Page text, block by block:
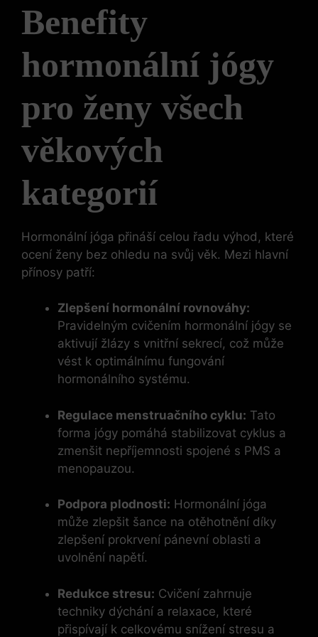
Benefity
hormonální jógy
pro ženy všech
věkových
kategorií
Hormonální jóga přináší celou řadu výhod, které
ocení ženy bez ohledu na svůj věk. Mezi hlavní
přínosy patří:
Zlepšení hormonální rovnováhy:
Pravidelným cvičením hormonální jógy se
aktivují žlázy s vnitřní sekrecí, což může
vést k optimálnímu fungování
hormonálního systému.
Regulace menstruačního cyklu: Tato
forma jógy pomáhá stabilizovat cyklus a
zmenšit nepříjemnosti spojené s PMS a
menopauzou.
Podpora plodnosti: Hormonální jóga
může zlepšit šance na otěhotnění díky
zlepšení prokrvení pánevní oblasti a
uvolnění napětí.
Redukce stresu: Cvičení zahrnuje
techniky dýchání a relaxace, které
přispívají k celkovému snížení stresu a